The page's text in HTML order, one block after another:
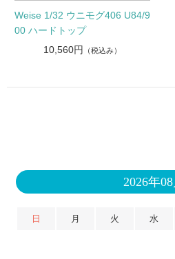
Weise 1/32 ウニモグ406 U84/9
00 ハードトップ
10,560円
（税込み）
2026年08
日 月 火 水